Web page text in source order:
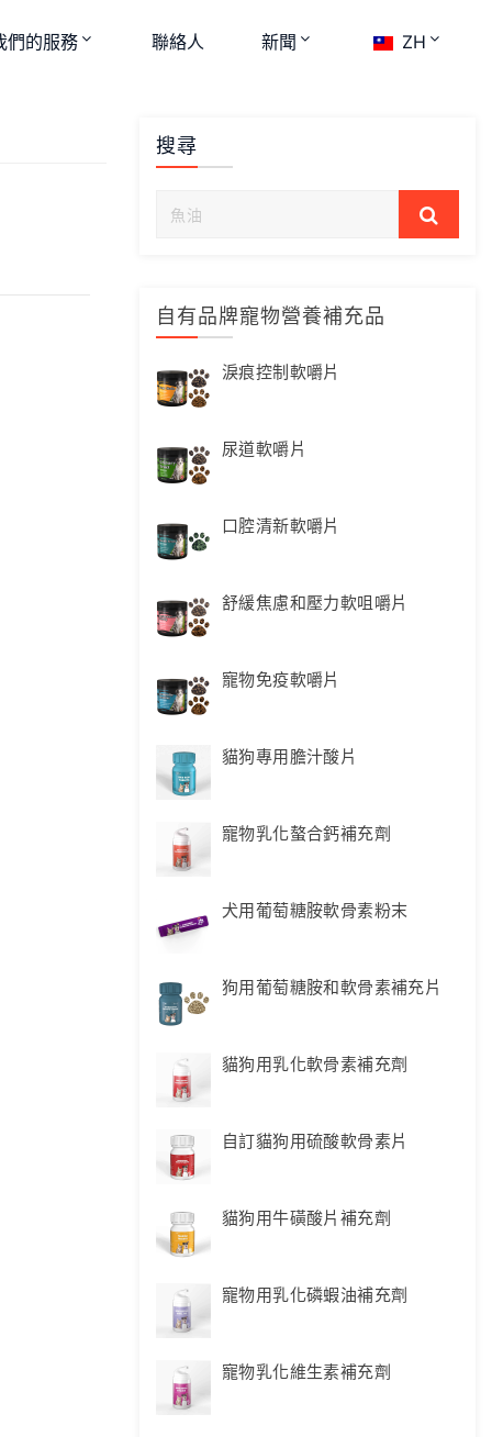
們的服務 聯絡人 新聞 ZH
搜尋
自有品牌寵物營養補充品
淚痕控制軟嚼片
尿道軟嚼片
口腔清新軟嚼片
舒緩焦慮和壓力軟咀嚼片
寵物免疫軟嚼片
貓狗專用膽汁酸片
寵物乳化螯合鈣補充劑
犬用葡萄糖胺軟骨素粉末
狗用葡萄糖胺和軟骨素補充片
貓狗用乳化軟骨素補充劑
自訂貓狗用硫酸軟骨素片
貓狗用牛磺酸片補充劑
寵物用乳化磷蝦油補充劑
寵物乳化維生素補充劑